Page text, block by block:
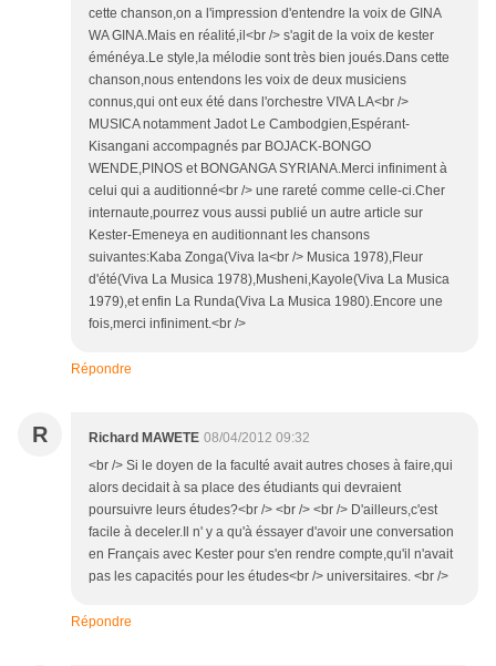
cette chanson,on a l'impression d'entendre la voix de GINA
WA GINA.Mais en réalité,il<br /> s'agit de la voix de kester
éménéya.Le style,la mélodie sont très bien joués.Dans cette
chanson,nous entendons les voix de deux musiciens
connus,qui ont eux été dans l'orchestre VIVA LA<br />
MUSICA notamment Jadot Le Cambodgien,Espérant-
Kisangani accompagnés par BOJACK-BONGO
WENDE,PINOS et BONGANGA SYRIANA.Merci infiniment à
celui qui a auditionné<br /> une rareté comme celle-ci.Cher
internaute,pourrez vous aussi publié un autre article sur
Kester-Emeneya en auditionnant les chansons
suivantes:Kaba Zonga(Viva la<br /> Musica 1978),Fleur
d'été(Viva La Musica 1978),Musheni,Kayole(Viva La Musica
1979),et enfin La Runda(Viva La Musica 1980).Encore une
fois,merci infiniment.<br />
Répondre
R Richard MAWETE 08/04/2012 09:32
<br /> Si le doyen de la faculté avait autres choses à faire,qui
alors decidait à sa place des étudiants qui devraient
poursuivre leurs études?<br /> <br /> <br /> D'ailleurs,c'est
facile à deceler.Il n' y a qu'à éssayer d'avoir une conversation
en Français avec Kester pour s'en rendre compte,qu'il n'avait
pas les capacités pour les études<br /> universitaires. <br />
Répondre